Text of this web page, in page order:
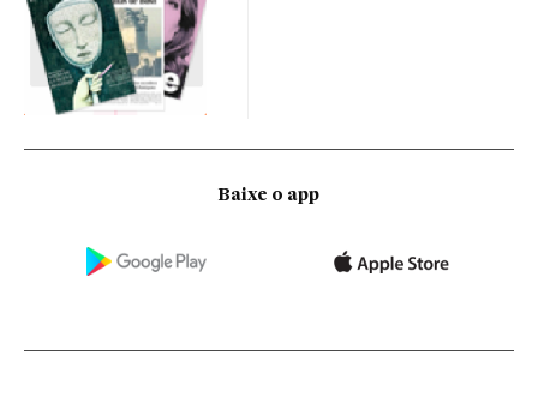
Baixe o app